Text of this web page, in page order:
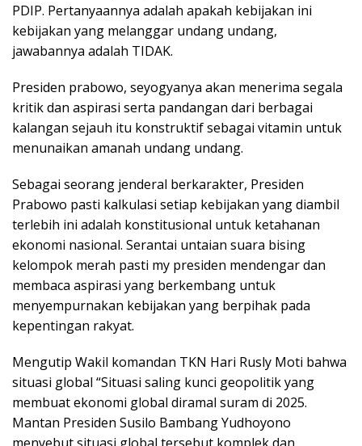
PDIP. Pertanyaannya adalah apakah kebijakan ini
kebijakan yang melanggar undang undang,
jawabannya adalah TIDAK.
Presiden prabowo, seyogyanya akan menerima segala
kritik dan aspirasi serta pandangan dari berbagai
kalangan sejauh itu konstruktif sebagai vitamin untuk
menunaikan amanah undang undang.
Sebagai seorang jenderal berkarakter, Presiden
Prabowo pasti kalkulasi setiap kebijakan yang diambil
terlebih ini adalah konstitusional untuk ketahanan
ekonomi nasional. Serantai untaian suara bising
kelompok merah pasti my presiden mendengar dan
membaca aspirasi yang berkembang untuk
menyempurnakan kebijakan yang berpihak pada
kepentingan rakyat.
Mengutip Wakil komandan TKN Hari Rusly Moti bahwa
situasi global “Situasi saling kunci geopolitik yang
membuat ekonomi global diramal suram di 2025.
Mantan Presiden Susilo Bambang Yudhoyono